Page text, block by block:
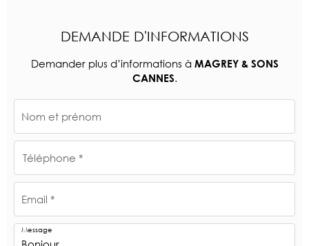
DEMANDE D'INFORMATIONS
Demander plus d’informations à MAGREY & SONS
CANNES.
Nom et prénom
Téléphone *
Email *
Message